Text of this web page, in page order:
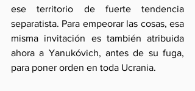
ese territorio de fuerte tendencia
separatista. Para empeorar las cosas, esa
misma invitación es también atribuida
ahora a Yanukóvich, antes de su fuga,
para poner orden en toda Ucrania.